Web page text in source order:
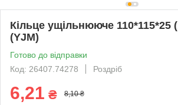
Кільце ущільнююче 110*115*25
(YJM)
Готово до відправки
Код: 26407.74278
Роздріб
6,21 ₴ 8,10 ₴